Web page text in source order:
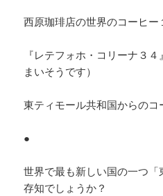
西原珈琲店の世界のコーヒー
『レテフォホ・コリーナ３
まいそうです）
東ティモール共和国からのコ
●
世界で最も新しい国の一つ
存知でしょうか？